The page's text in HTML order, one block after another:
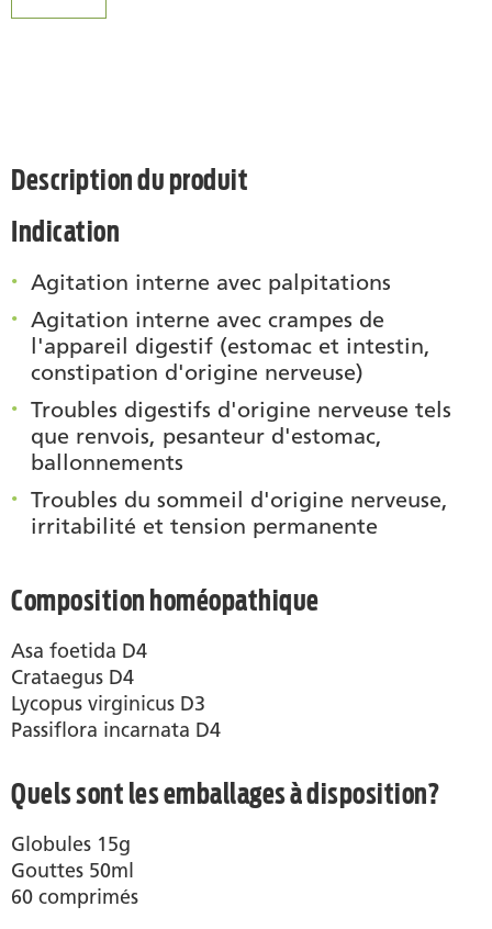
Description du produit
Indication
Agitation interne avec palpitations
Agitation interne avec crampes de
l'appareil digestif (estomac et intestin,
constipation d'origine nerveuse)
Troubles digestifs d'origine nerveuse tels
que renvois, pesanteur d'estomac,
ballonnements
Troubles du sommeil d'origine nerveuse,
irritabilité et tension permanente
Composition homéopathique
Asa foetida D4
Crataegus D4
Lycopus virginicus D3
Passiflora incarnata D4
Quels sont les emballages à disposition?
Globules 15g
Gouttes 50ml
60 comprimés